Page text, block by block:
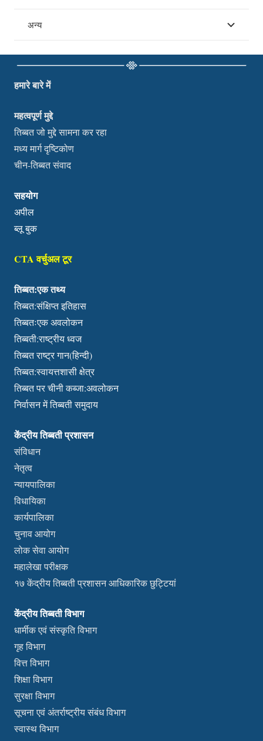
अन्य
हमारे बारे में
महत्वपूर्ण मुद्दे
तिब्बत जो मुद्दे सामना कर रहा
मध्य मार्ग दृष्टिकोण
चीन-तिब्बत संवाद
सहयोग
अपील
ब्लू बुक
CTA वर्चुअल टूर
तिब्बत:एक तथ्य
तिब्बत:संक्षिप्त इतिहास
तिब्बतःएक अवलोकन
तिब्बती:राष्ट्रीय ध्वज
तिब्बत राष्ट्र गान(हिन्दी)
तिब्बत:स्वायत्तशासी क्षेत्र
तिब्बत पर चीनी कब्जा:अवलोकन
निर्वासन में तिब्बती समुदाय
केंद्रीय तिब्बती प्रशासन
संविधान
नेतृत्व
न्यायपालिका
विधायिका
कार्यपालिका
चुनाव आयोग
लोक सेवा आयोग
महालेखा परीक्षक
१७ केंद्रीय तिब्बती प्रशासन आधिकारिक छुट्टियां
केंद्रीय तिब्बती विभाग
धार्मीक एवं संस्कृति विभाग
गृह विभाग
वित्त विभाग
शिक्षा विभाग
सुरक्षा विभाग
सूचना एवं अंतर्राष्ट्रीय संबंध विभाग
स्वास्थ विभाग